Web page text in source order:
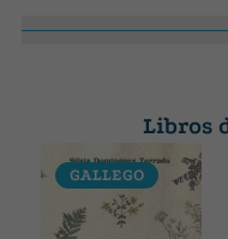
Libros
GALLEGO